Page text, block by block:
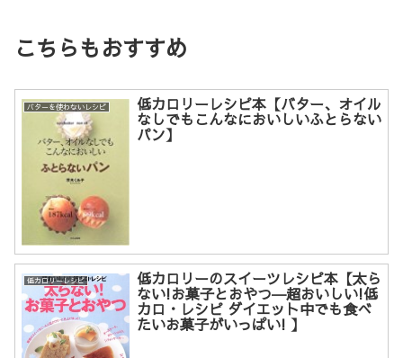
こちらもおすすめ
バターを使わないレシピ 低カロリーレシピ本【バター、オイル
なしでもこんなにおいしいふとらない
パン】
低カロリーレシピ 低カロリーのスイーツレシピ本【太ら
ない!お菓子とおやつ―超おいしい!低
カロ・レシピ ダイエット中でも食べ
たいお菓子がいっぱい! 】